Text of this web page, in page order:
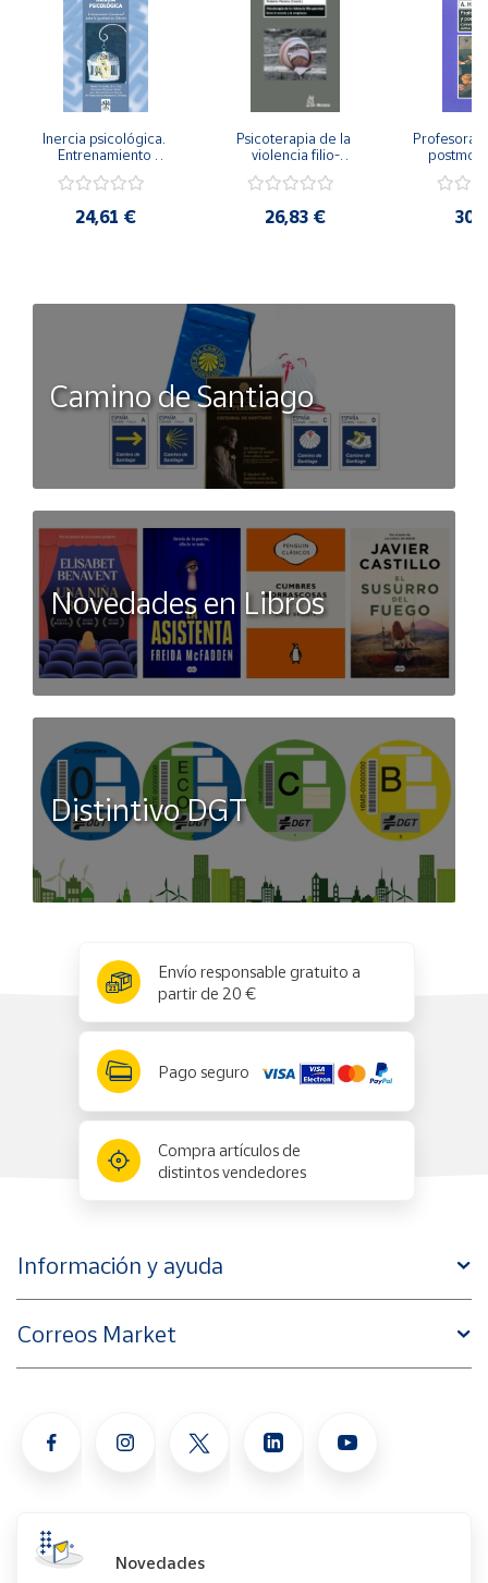
Inercia psicológica.
Entrenamiento
Igualdad de Género.
24,61 €
Psicoterapia de la
violencia filio-
secreto y la
26,83 €
Camino de Santiago
Novedades en Libros
Distintivo DGT
Envío responsable gratuito a
partir de 20 €
Pago seguro
Compra artículos de
distintos vendedores
Información y ayuda
Correos Market
Novedades